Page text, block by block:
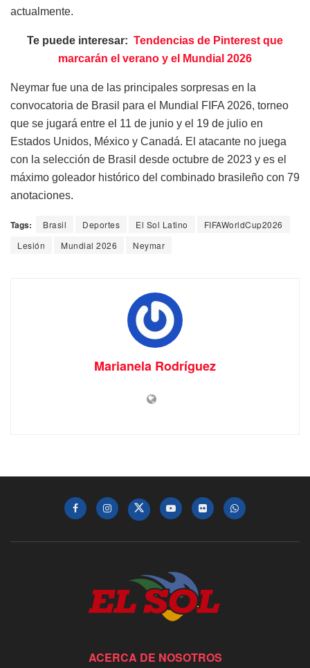
actualmente.
Te puede interesar: Tendencias de Pinterest que
marcarán el verano y el Mundial 2026
Neymar fue una de las principales sorpresas en la
convocatoria de Brasil para el Mundial FIFA 2026, torneo
que se jugará entre el 11 de junio y el 19 de julio en
Estados Unidos, México y Canadá. El atacante no juega
con la selección de Brasil desde octubre de 2023 y es el
máximo goleador histórico del combinado brasileño con 79
anotaciones.
Tags: Brasil Deportes El Sol Latino
FIFAWorldCup2026
Lesión
Mundial 2026 Neymar
Marianela Rodríguez
ACERCA DE NOSOTROS